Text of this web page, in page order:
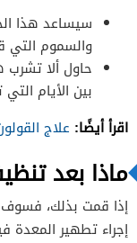
سيساعد هذا
والسموم التي
حاول ألا تشرب
بين الأيام
اقرأ أيضًا: علاج
ماذا بعد
إذا قمت بذلك،
إجراء تطهير المعدة